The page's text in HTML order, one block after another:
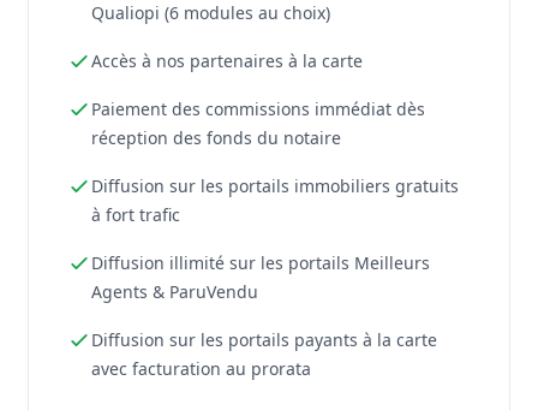
Qualiopi (6 modules au choix)
Accès à nos partenaires à la carte
Paiement des commissions immédiat dès
réception des fonds du notaire
Diffusion sur les portails immobiliers gratuits
à fort trafic
Diffusion illimité sur les portails Meilleurs
Agents & ParuVendu
Diffusion sur les portails payants à la carte
avec facturation au prorata